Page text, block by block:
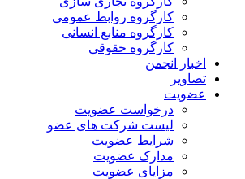
کارگروه روابط عمومی
کارگروه منابع انسانی
کارگروه حقوقی
اخبار انجمن
تصاویر
عضویت
درخواست عضویت
لیست شرکت های عضو
شرایط عضویت
مدارک عضویت
مزایای عضویت